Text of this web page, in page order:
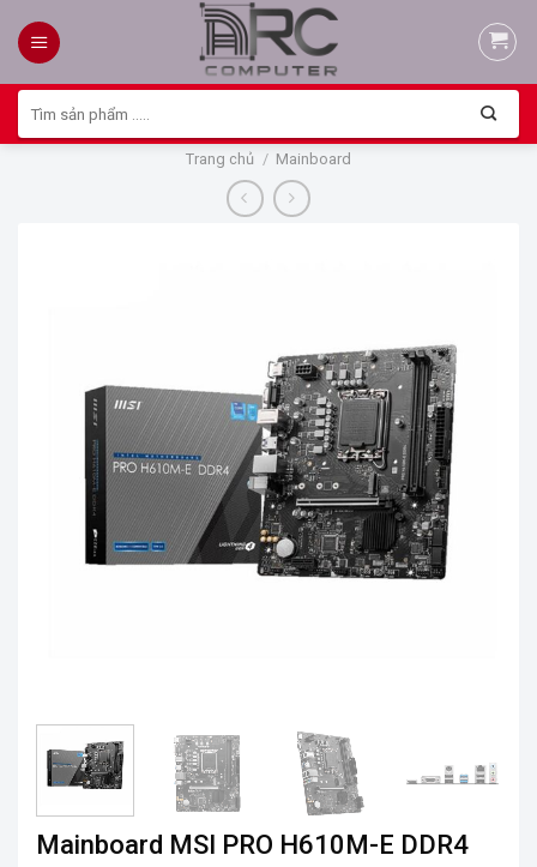
kiếm:
Trang chủ / Mainboard
Mainboard MSI PRO H610M-E DDR4